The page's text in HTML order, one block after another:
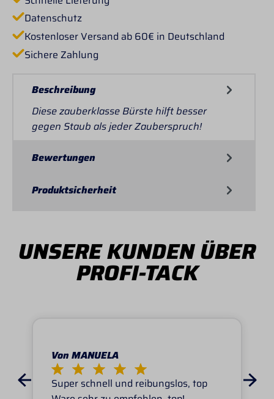
Datenschutz
Kostenloser Versand ab 60€ in Deutschland
Sichere Zahlung
Beschreibung
Diese zauberklasse Bürste hilft besser
gegen Staub als jeder Zauberspruch!
Bewertungen
Produktsicherheit
UNSERE KUNDEN ÜBER
PROFI-TACK
Von MANUELA
Super schnell und reibungslos, top